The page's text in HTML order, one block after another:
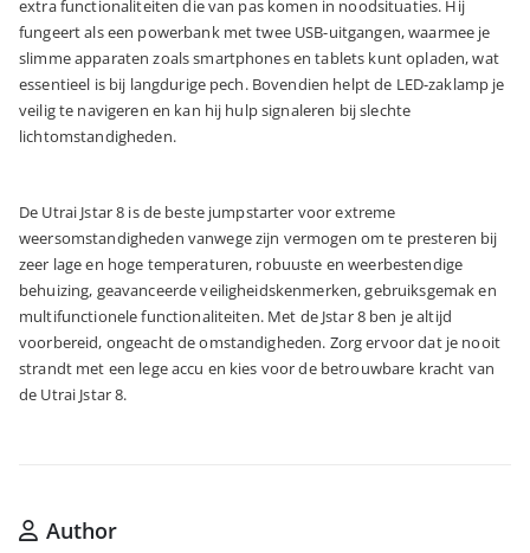
extra functionaliteiten die van pas komen in noodsituaties. Hij
fungeert als een powerbank met twee USB-uitgangen, waarmee je
slimme apparaten zoals smartphones en tablets kunt opladen, wat
essentieel is bij langdurige pech. Bovendien helpt de LED-zaklamp je
veilig te navigeren en kan hij hulp signaleren bij slechte
lichtomstandigheden.
De Utrai Jstar 8 is de beste jumpstarter voor extreme
weersomstandigheden vanwege zijn vermogen om te presteren bij
zeer lage en hoge temperaturen, robuuste en weerbestendige
behuizing, geavanceerde veiligheidskenmerken, gebruiksgemak en
multifunctionele functionaliteiten. Met de Jstar 8 ben je altijd
voorbereid, ongeacht de omstandigheden. Zorg ervoor dat je nooit
strandt met een lege accu en kies voor de betrouwbare kracht van
de Utrai Jstar 8.
Author